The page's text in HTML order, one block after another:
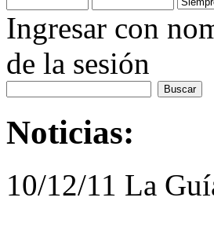
Ingresar con
de la sesión
Noticias:
10/12/11 La